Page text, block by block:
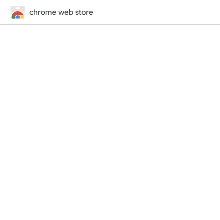
chrome web store